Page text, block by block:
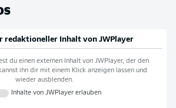
redaktioneller Inhalt von JWPlayer
du einen externen Inhalt von JWPlayer, der den
ihn dir mit einem Klick anzeigen lassen und
wieder ausblenden.
Inhalte von JWPlayererlauben